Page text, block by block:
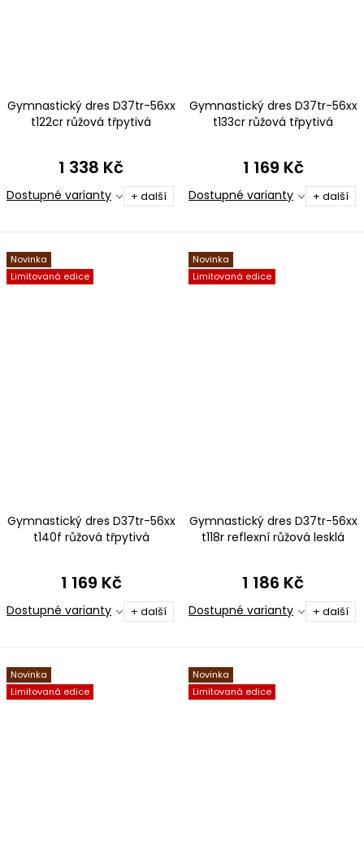
Gymnastický dres D37tr-56xx
t122cr růžová třpytivá
1 338 Kč
Dostupné varianty + další
Gymnastický dres D37tr-56xx
t133cr růžová třpytivá
1 169 Kč
Dostupné varianty + další
Novinka
Limitovaná edice
Gymnastický dres D37tr-56xx
t140f růžová třpytivá
1 169 Kč
Dostupné varianty + další
Novinka
Limitovaná edice
Gymnastický dres D37tr-56xx
t118r reflexní růžová lesklá
1 186 Kč
Dostupné varianty + další
Novinka
Limitovaná edice
Novinka
Limitovaná edice